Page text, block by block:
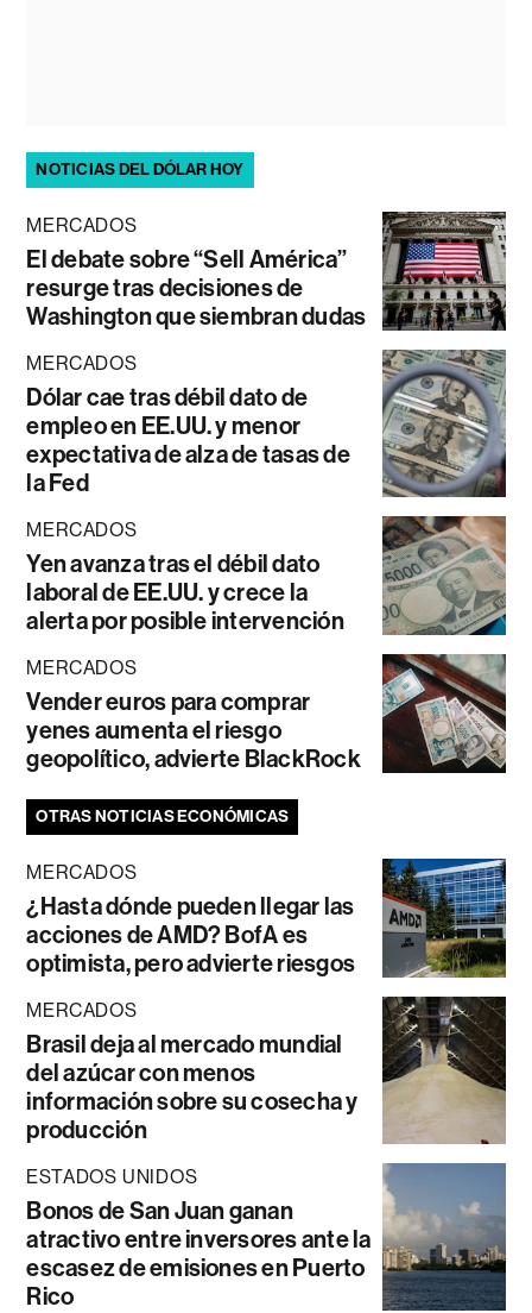
NOTICIAS DEL DÓLAR HOY
MERCADOS
El debate sobre “Sell América”
resurge tras decisiones de
Washington que siembran dudas
MERCADOS
Dólar cae tras débil dato de
empleo en EE.UU. y menor
expectativa de alza de tasas de
la Fed
MERCADOS
Yen avanza tras el débil dato
laboral de EE.UU. y crece la
alerta por posible intervención
MERCADOS
Vender euros para comprar
yenes aumenta el riesgo
geopolítico, advierte BlackRock
OTRAS NOTICIAS ECONÓMICAS
MERCADOS
¿Hasta dónde pueden llegar las
acciones de AMD? BofA es
optimista, pero advierte riesgos
MERCADOS
Brasil deja al mercado mundial
del azúcar con menos
información sobre su cosecha y
producción
ESTADOS UNIDOS
Bonos de San Juan ganan
atractivo entre inversores ante la
escasez de emisiones en Puerto
Rico